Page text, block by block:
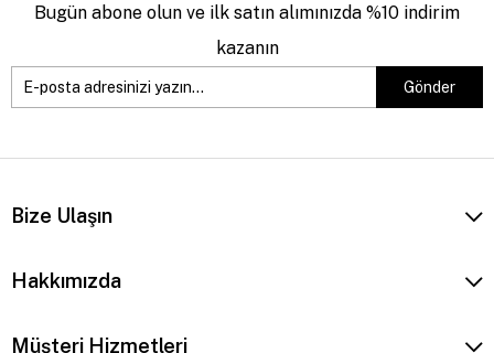
Bugün abone olun ve ilk satın alımınızda %10 indirim
kazanın
Gönder
Bize Ulaşın
Hakkımızda
Müşteri Hizmetleri